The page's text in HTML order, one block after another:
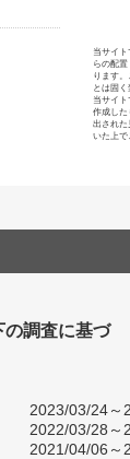
当サイ
らの配
ります
とは固
当サイ
作成した
出された
いた上で
の調査に基づ
2023/03/24～
2022/03/28～
2021/04/06～